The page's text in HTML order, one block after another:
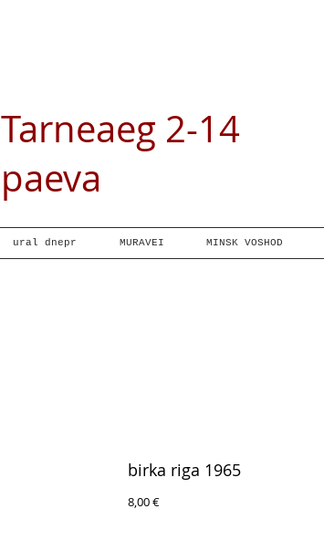
Tarneaeg 2-14
paeva
ural dnepr MURAVEI MINSK VOSHOD
birka riga 1965
8,00 €Цена